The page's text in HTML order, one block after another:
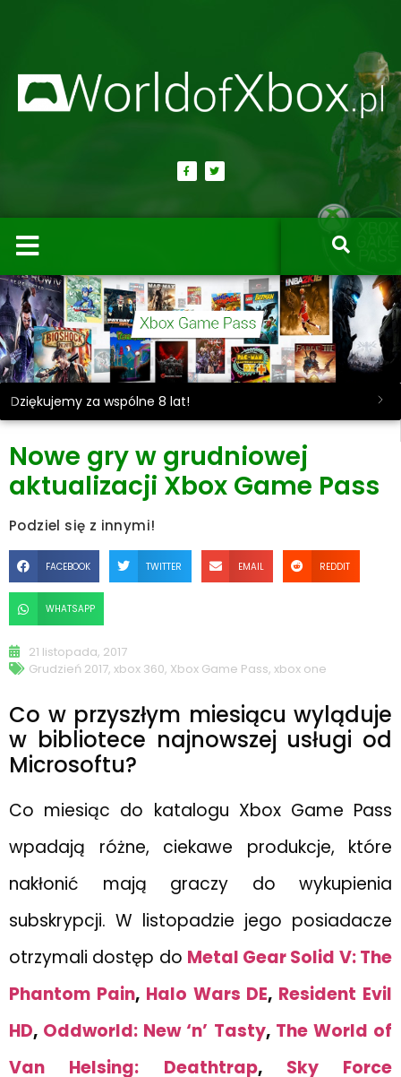
Dziękujemy za wspólne 8 lat!
Nowe gry w grudniowej
aktualizacji Xbox Game Pass
Podziel się z innymi!
FACEBOOK TWITTER EMAIL REDDIT
WHATSAPP
21 listopada, 2017
Grudzień 2017, xbox 360, Xbox Game Pass, xbox one
Co w przyszłym miesiącu wyląduje
w bibliotece najnowszej usługi od
Microsoftu?
Co miesiąc do katalogu Xbox Game Pass
wpadają różne, ciekawe produkcje, które
nakłonić mają graczy do wykupienia
subskrypcji. W listopadzie jego posiadacze
otrzymali dostęp do Metal Gear Solid V: The
Phantom Pain, Halo Wars DE, Resident Evil
HD, Oddworld: New ‘n’ Tasty, The World of
Van Helsing: Deathtrap, Sky Force